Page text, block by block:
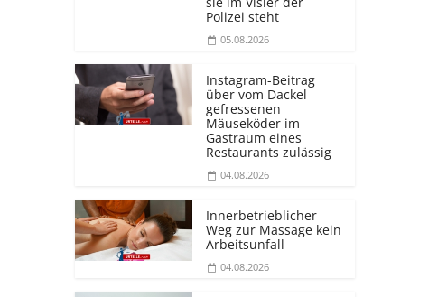
Polizei steht
05.08.2026
Instagram-Beitrag
über vom Dackel
gefressenen
Mäuseköder im
Gastraum eines
Restaurants zulässig
04.08.2026
Innerbetrieblicher
Weg zur Massage kein
Arbeitsunfall
04.08.2026